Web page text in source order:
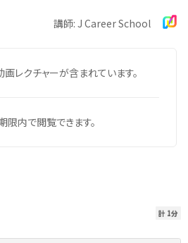
講師: J Career School
レクチャーが含まれています。
内で閲覧できます。
計 1分